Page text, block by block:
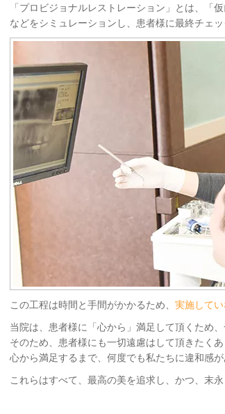
「プロビジョナルレストレーション」とは、「
などをシミュレーションし、患者様に最終チェ
この工程は時間と手間がかかるため、 実施して
当院は、患者様に「心から」満足して頂くため
そのため、患者様にも一切遠慮はして頂きたくあ
心から満足するまで、何度でも私たちに違和感が
これらはすべて、最高の美を追求し、かつ、末